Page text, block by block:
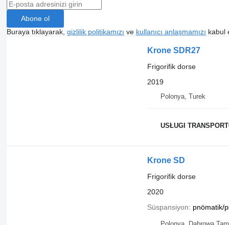
Abone ol
Buraya tıklayarak, gizlilik politikamızı ve kullanıcı anlaşmamızı kabul
Krone SDR27
Frigorifik dorse
2019
Polonya, Turek
USŁUGI
Krone SD
Frigorifik dorse
2020
Süspansiyon
pnömatik/